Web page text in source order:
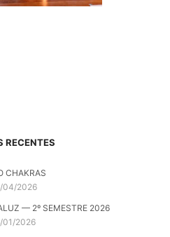
RECENTES
CHAKRAS
04/2026
— 2º SEMESTRE 2026
01/2026